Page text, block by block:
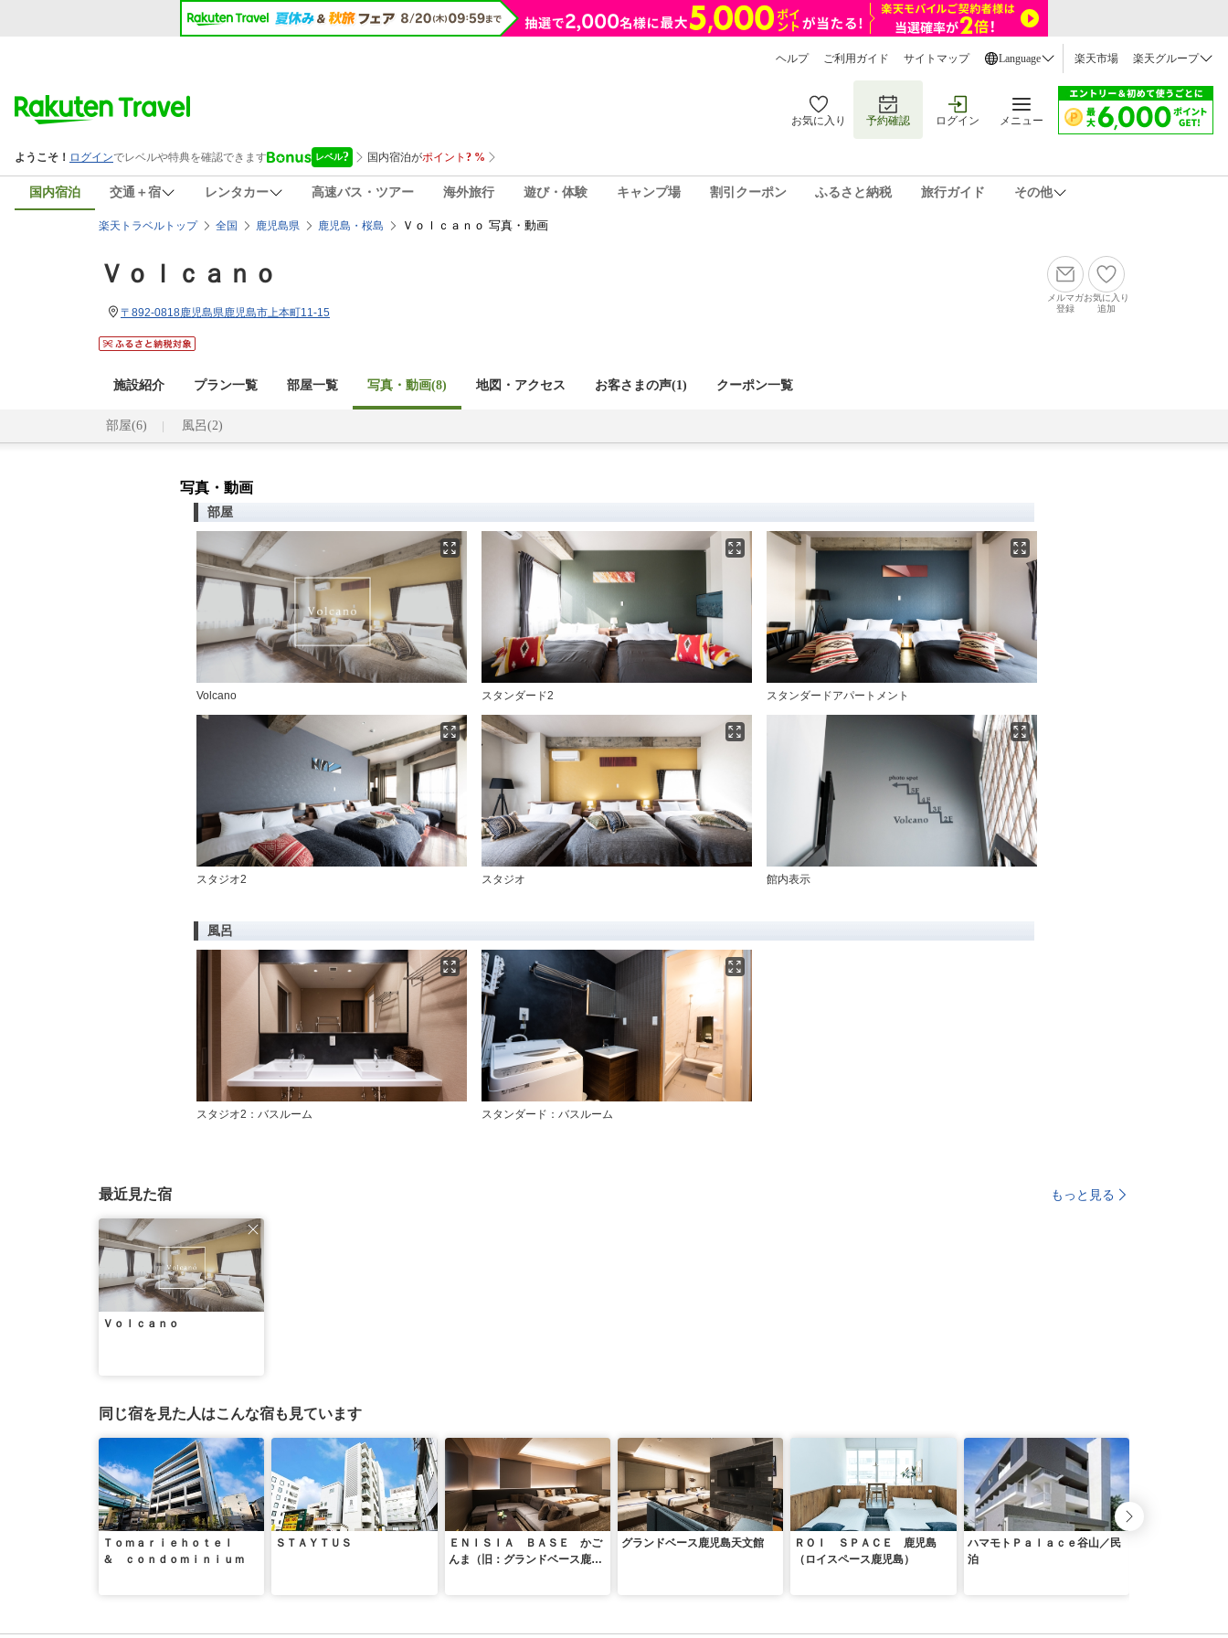
ヘルプ ご利用ガイド サイトマップ Language 楽天市場 楽天グループ
お気に入り 予約確認 ログイン メニュー
国内宿泊 交通＋宿 レンタカー 高速バス・ツアー 海外旅行 遊び・体験 キャンプ場 割引クーポン ふるさと納税 旅行ガイド その他
楽天トラベルトップ 全国 鹿児島県 鹿児島・桜島 Ｖｏｌｃａｎｏ 写真・動画
Ｖｏｌｃａｎｏ
〒892-0818鹿児島県鹿児島市上本町11-15
メルマガ
登録
お気に入り
追加
施設紹介 プラン一覧 部屋一覧 写真・動画(8) 地図・アクセス お客さまの声(1) クーポン一覧
部屋(6) 風呂(2)
写真・動画
部屋
Volcano スタンダード2 スタンダードアパートメント
スタジオ2 スタジオ 館内表示
風呂
スタジオ2：バスルーム スタンダード：バスルーム
最近見た宿 もっと見る
Ｖｏｌｃａｎｏ
同じ宿を見た人はこんな宿も見ています
Ｔｏｍａｒｉｅｈｏｔｅｌ
＆ ｃｏｎｄｏｍｉｎｉｕｍ
ＳＴＡＹＴＵＳ
ＥＮＩＳＩＡ ＢＡＳＥ かご
んま（旧：グランドベース鹿児
グランドベース鹿児島天文館
ＲＯＩ ＳＰＡＣＥ 鹿児島
（ロイスペース鹿児島）
ハマモトＰａｌａｃｅ谷山／民
泊